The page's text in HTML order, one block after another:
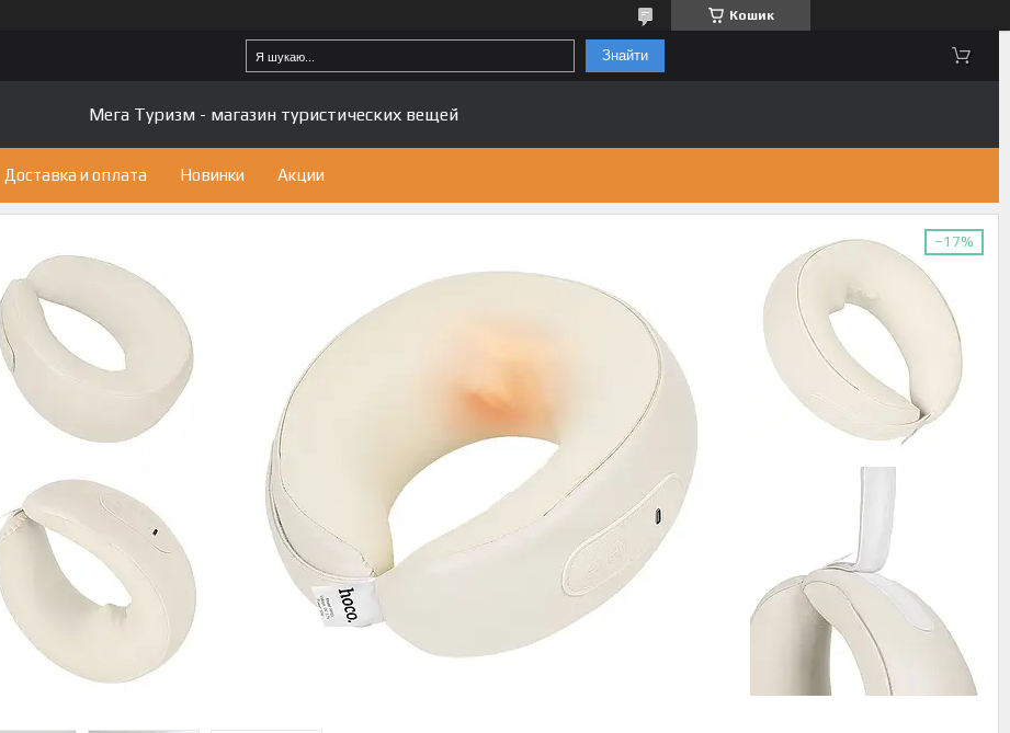
Кошик
Знайти
Мега Туризм - магазин туристических вещей
Доставка и оплата Новинки Акции
–17%